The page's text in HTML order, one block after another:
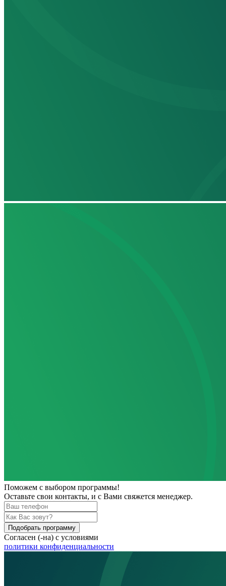
Поможем с выбором программы!
Оставьте свои контакты, и с Вами свяжется менеджер.
Подобрать программу
Согласен (-на) с условиями
политики конфиденциальности